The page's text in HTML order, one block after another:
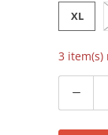
XL
3 item(s)